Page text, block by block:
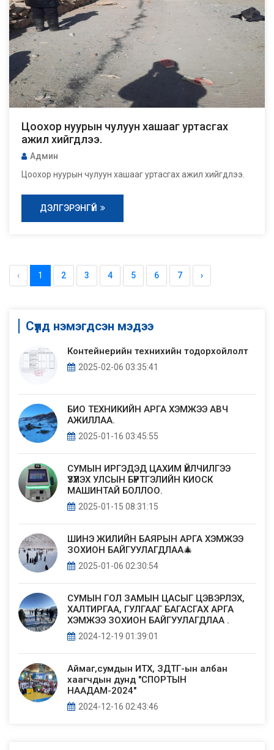
Цоохор нуурын чулуун хашааг уртасгах
ажил хийгдлээ.
Админ
Цоохор нуурын чулуун хашааг уртасгах ажил хийгдлээ.
ДЭЛГЭРЭНГҮЙ
‹ 1 2 3 4 5 6 7 ›
Сүүлд нэмэгдсэн мэдээ
Контейнерийн технихийн тодорхойлолт
2025-02-06 03:35:41
БИО ТЕХНИКИЙН АРГА ХЭМЖЭЭ АВЧ
АЖИЛЛАА.
2025-01-16 03:45:55
СУМЫН ИРГЭДЭД ЦАХИМ ҮЙЛЧИЛГЭЭ
ҮЗҮҮЛЭХ УЛСЫН БҮРТГЭЛИЙН КИОСК
МАШИНТАЙ БОЛЛОО.
2025-01-15 08:31:15
ШИНЭ ЖИЛИЙН БАЯРЫН АРГА ХЭМЖЭЭ
ЗОХИОН БАЙГУУЛАГДЛАА🎄
2025-01-06 02:30:54
СУМЫН ГОЛ ЗАМЫН ЦАСЫГ ЦЭВЭРЛЭХ,
ХАЛТИРГАА, ГУЛГААГ БАГАСГАХ АРГА
ХЭМЖЭЭ ЗОХИОН БАЙГУУЛАГДЛАА .
2024-12-19 01:39:01
Аймаг,сумдын ИТХ, ЗДТГ-ын албан
хаагчдын дунд "СПОРТЫН
НААДАМ-2024"
2024-12-16 02:43:46